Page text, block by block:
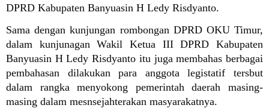
DPRD Kabupaten Banyuasin H Ledy Risdyanto.
Sama dengan kunjungan rombongan DPRD OKU Timur,
dalam kunjunaganWakil Ketua III DPRD Kabupaten
Banyuasin H Ledy Risdyanto itu juga membahas berbagai
pembahasan dilakukan para anggota legistatif tersbut
dalam rangka menyokong pemerintah daerah masing-
masing dalam mesnsejahterakan masyarakatnya.